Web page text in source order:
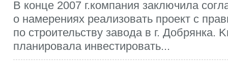
В конце 2007 г.компания заключила
о намерениях реализовать проект с
по строительству завода в г. Добрянка.
планировала инвестировать...